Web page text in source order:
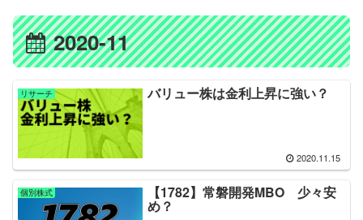
2020-11
リサーチ バリュー株は金利上昇に強い？
2020.11.15
個別株式 【1782】常磐開発MBO 少々安
め？